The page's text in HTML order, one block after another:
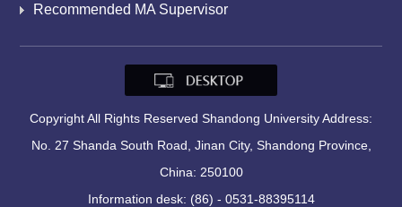
Recommended MA Supervisor
Copyright All Rights Reserved Shandong University Address:
No. 27 Shanda South Road, Jinan City, Shandong Province,
China: 250100
Information desk: (86) - 0531-88395114